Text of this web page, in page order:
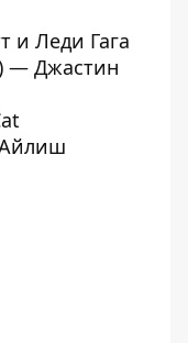
и Леди Гага
— Джастин